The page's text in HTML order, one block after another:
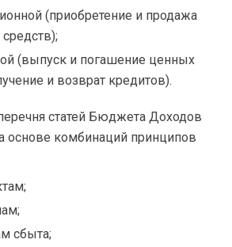
(приобретение и продажа
(выпуск и погашение ценных
и возврат кредитов).
статей Бюджета Доходов
основе комбинаций принципов
сбыта;